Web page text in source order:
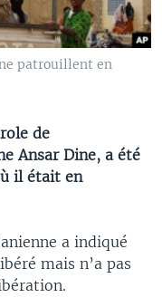
patrouillent en
de
Ansar Dine, a été
il était en
a indiqué
mais n’a pas